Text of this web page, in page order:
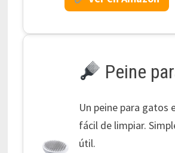
Peine
Un peine para gatos
fácil de limpiar.
útil.